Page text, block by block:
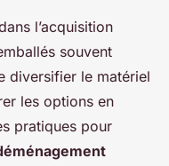
l’acquisition
souvent
diversifier le matériel
les options en
pratiques pour